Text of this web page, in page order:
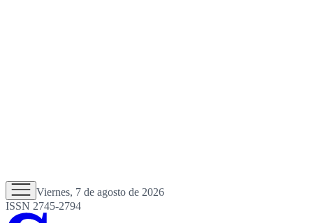
Viernes, 7 de agosto de 2026
ISSN 2745-2794